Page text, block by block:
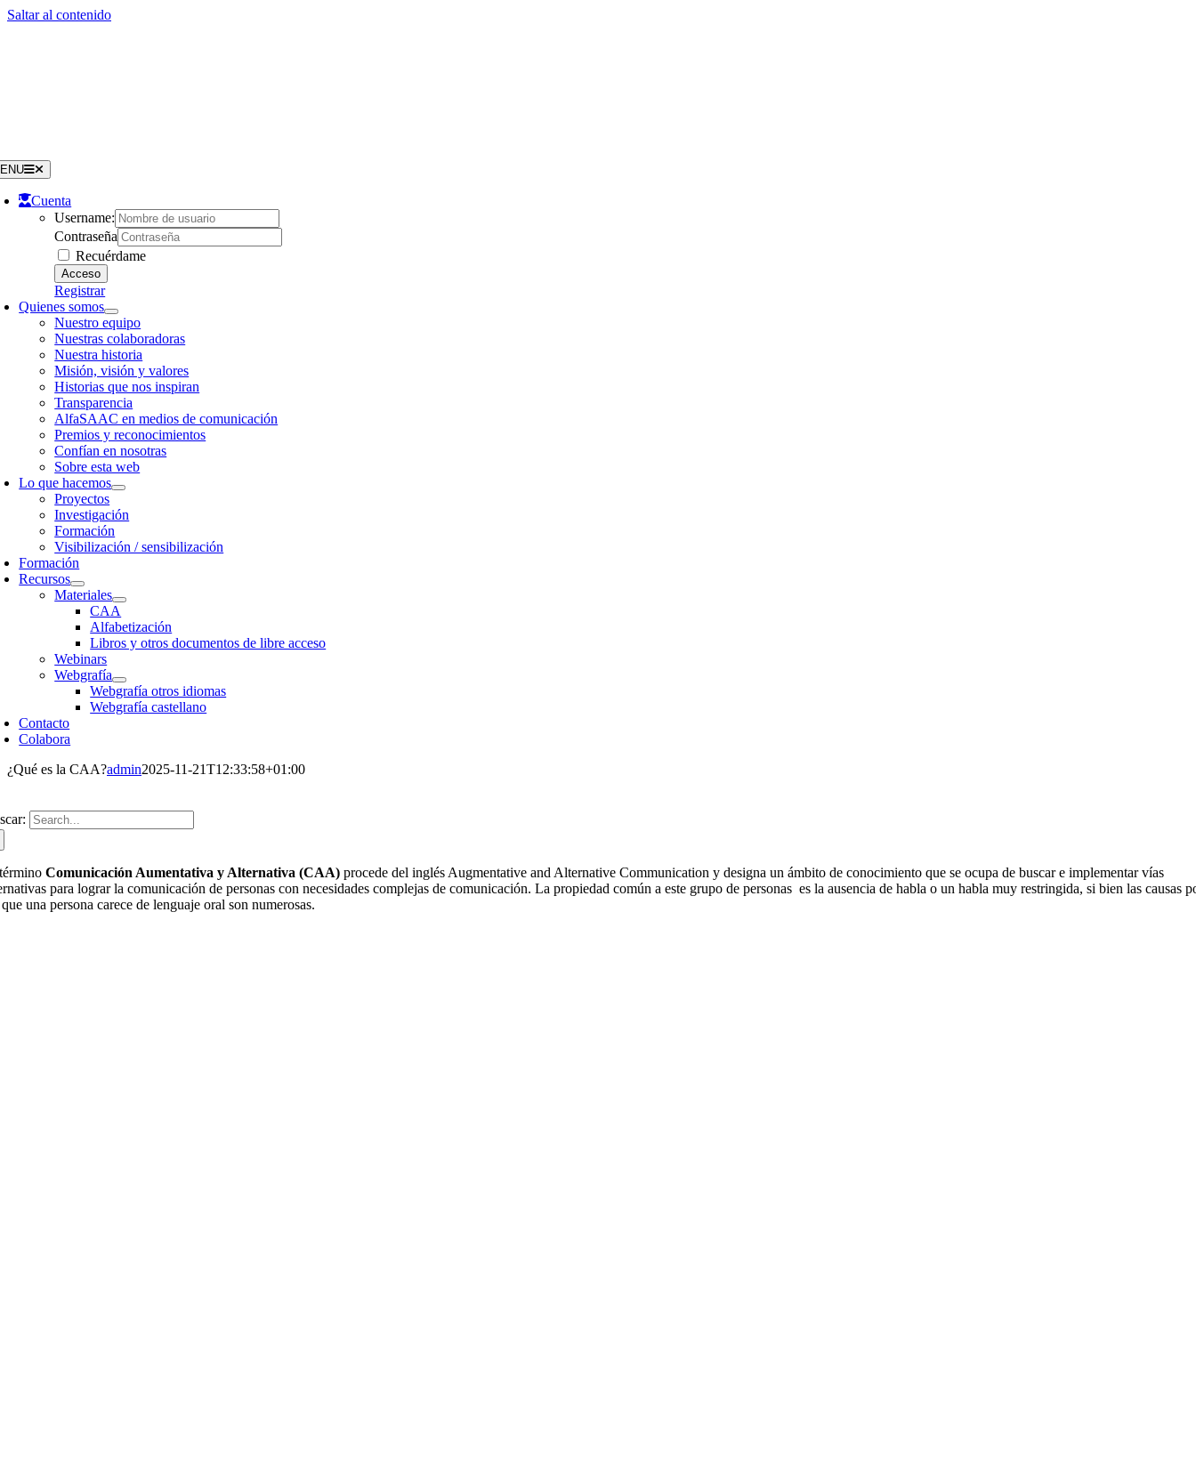
Saltar al contenido
Cuenta
Username:
Contraseña
Recuérdame
Registrar
Quienes somos
Nuestro equipo
Nuestras colaboradoras
Nuestra historia
Misión, visión y valores
Historias que nos inspiran
Transparencia
AlfaSAAC en medios de comunicación
Premios y reconocimientos
Confían en nosotras
Sobre esta web
Lo que hacemos
Proyectos
Investigación
Formación
Visibilización / sensibilización
Formación
Recursos
Materiales
CAA
Alfabetización
Libros y otros documentos de libre acceso
Webinars
Webgrafía
Webgrafía otros idiomas
Webgrafía castellano
Contacto
Colabora
¿Qué es la CAA?admin2025-11-21T12:33:58+01:00
Comunicación Aumentativa y Alternativa (CAA) procede del inglés Augmentative and Alternative Communication y designa un ámbito de conocimiento que se ocupa de buscar e implementar vías
para lograr la comunicación de personas con necesidades complejas de comunicación. La propiedad común a este grupo de personas es la ausencia de habla o un habla muy restringida, si bien las causas
una persona carece de lenguaje oral son numerosas.